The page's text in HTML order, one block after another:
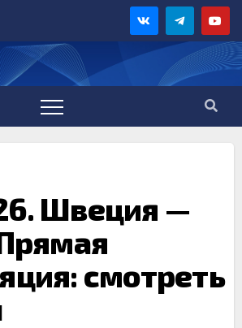
Швеция —
смотреть